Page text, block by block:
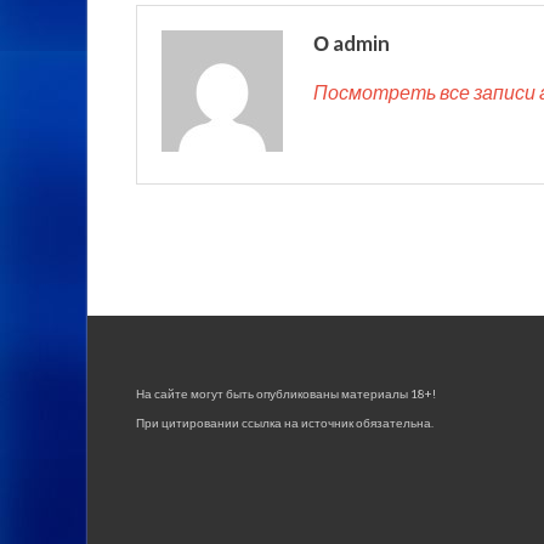
О admin
Посмотреть все записи
На сайте могут быть опубликованы материалы 18+!
При цитировании ссылка на источник обязательна.